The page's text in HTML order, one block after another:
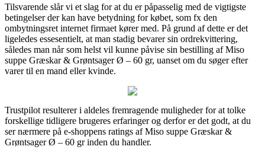
Tilsvarende slår vi et slag for at du er påpasselig med de vigtigste
betingelser der kan have betydning for købet, som fx den
ombytningsret internet firmaet kører med. På grund af dette er det
ligeledes essesentielt, at man stadig bevarer sin ordrekvittering,
således man når som helst vil kunne påvise sin bestilling af Miso
suppe Græskar & Grøntsager Ø – 60 gr, uanset om du søger efter
varer til en mand eller kvinde.
Trustpilot resulterer i aldeles fremragende muligheder for at tolke
forskellige tidligere brugeres erfaringer og derfor er det godt, at du
ser nærmere på e-shoppens ratings af Miso suppe Græskar &
Grøntsager Ø – 60 gr inden du handler.